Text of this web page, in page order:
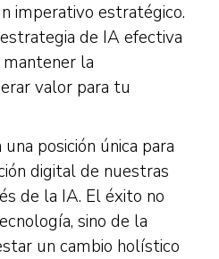
imperativo estratégico.
de IA efectiva
la
valor para tu
posición única para
digital de nuestras
de la IA. El éxito no
sino de la
un cambio holístico